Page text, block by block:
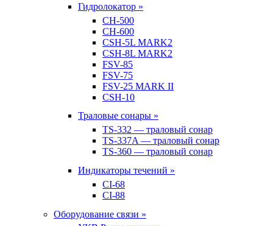
Гидролокатор »
CH-500
CH-600
CSH-5L MARK2
CSH-8L MARK2
FSV-85
FSV-75
FSV-25 MARK II
CSH-10
Траловые сонары »
TS-332 — траловый сонар
TS-337A — траловый сонар
TS-360 — траловый сонар
Индикаторы течений »
CI-68
CI-88
Оборудование связи »